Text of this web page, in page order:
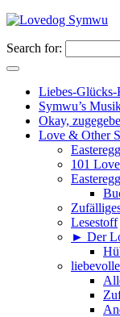
Search for:
Liebes-
Symwu’s
Okay,
Love & Other
101
Lesestoff
► Der